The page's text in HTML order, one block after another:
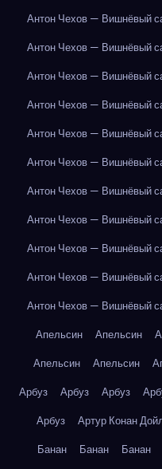
Антон Чехов — Вишнёвый
Антон Чехов — Вишнёвый
Антон Чехов — Вишнёвый
Антон Чехов — Вишнёвый
Антон Чехов — Вишнёвый
Антон Чехов — Вишнёвый
Антон Чехов — Вишнёвый
Антон Чехов — Вишнёвый
Антон Чехов — Вишнёвый
Антон Чехов — Вишнёвый
Антон Чехов — Вишнёвый
Апельсин
Апельсин
Апельсин
Апельсин
Арбуз
Арбуз Арбуз
Арбуз
Артур Конан
Банан
Банан Банан